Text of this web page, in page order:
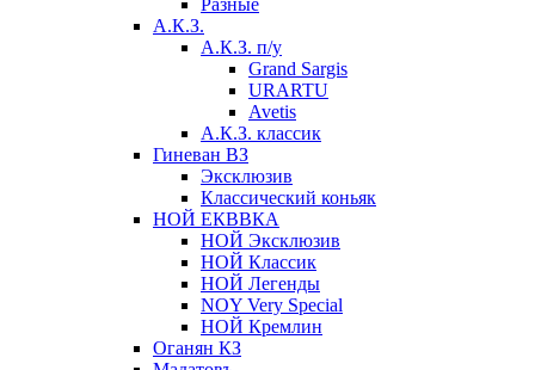
Разные
А.К.З.
А.К.З. п/у
Grand Sargis
URARTU
Avetis
А.К.З. классик
Гиневан ВЗ
Эксклюзив
Классический коньяк
НОЙ ЕКВВКА
НОЙ Эксклюзив
НОЙ Классик
НОЙ Легенды
NOY Very Speсial
НОЙ Кремлин
Оганян КЗ